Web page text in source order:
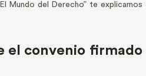
Mundo del Derecho” te explicamos
el convenio firmado